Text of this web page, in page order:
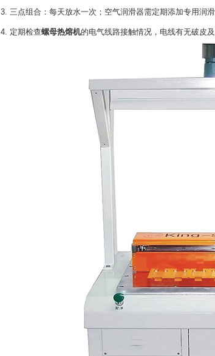
3. 三点组合：每天放水一次；空气润滑器需定期添加专用润滑
4. 定期检查螺母热熔机的电气线路接触情况，电线有无破皮及